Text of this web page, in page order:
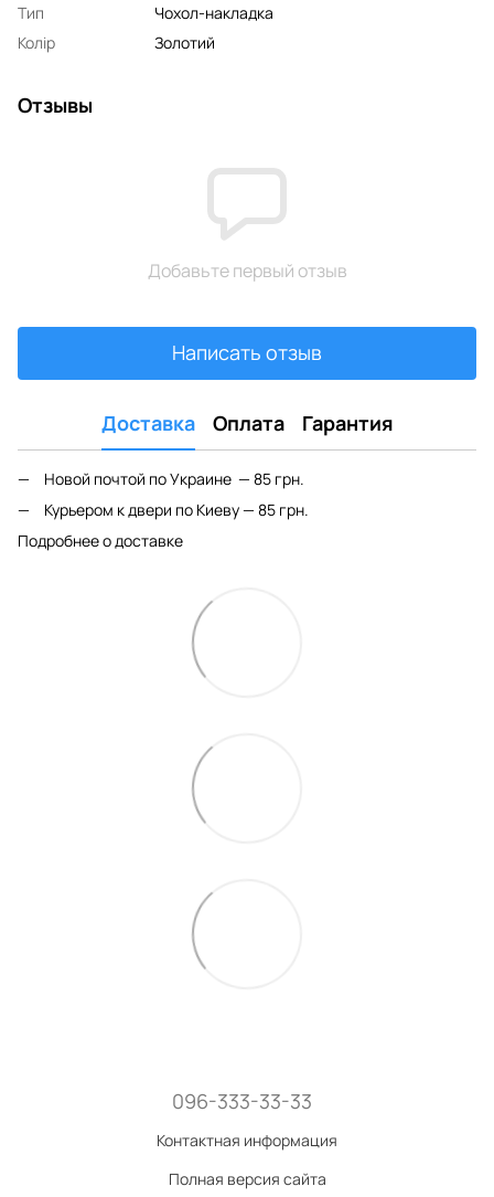
Тип
Чохол-накладка
Колір
Золотий
Отзывы
Добавьте первый отзыв
Написать отзыв
Доставка Оплата Гарантия
Новой почтой по Украине — 85 грн.
Курьером к двери по Киеву — 85 грн.
Подробнее о доставке
096-333-33-33
Контактная информация
Полная версия сайта